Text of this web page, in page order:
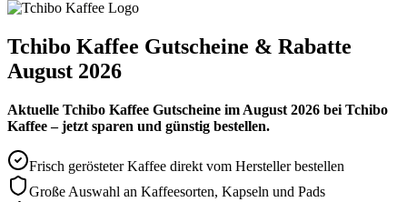
Tchibo Kaffee Gutscheine & Rabatte
August 2026
Aktuelle Tchibo Kaffee Gutscheine im August 2026 bei Tchibo
Kaffee – jetzt sparen und günstig bestellen.
Frisch gerösteter Kaffee direkt vom Hersteller bestellen
Große Auswahl an Kaffeesorten, Kapseln und Pads